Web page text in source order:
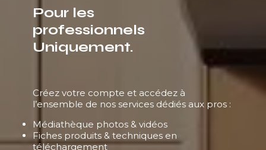
Pour les
professionnels
Uniquement.
Créez votre compte et accédez à
l’ensemble de nos services dédiés aux pros :
Médiathèque photos & vidéos
Fiches produits & techniques en
téléchargement